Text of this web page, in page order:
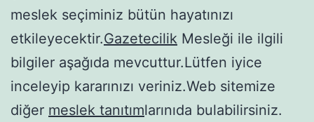
meslek seçiminiz bütün hayatınızı
etkileyecektir.Gazetecilik Mesleği ile ilgili
bilgiler aşağıda mevcuttur.Lütfen iyice
inceleyip kararınızı veriniz.Web sitemize
diğer meslek tanıtımlarınıda bulabilirsiniz.